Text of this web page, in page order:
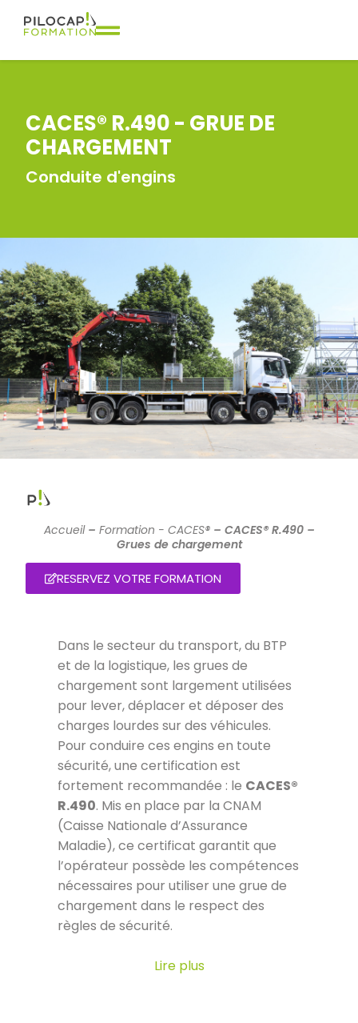
CACES® R.490 - GRUE DE
CHARGEMENT
Conduite d'engins
Accueil– Formation - CACES®– CACES® R.490 –
Grues de chargement
RESERVEZ VOTRE FORMATION
Dans le secteur du transport, du BTP
et de la logistique, les grues de
chargement sont largement utilisées
pour lever, déplacer et déposer des
charges lourdes sur des véhicules.
Pour conduire ces engins en toute
sécurité, une certification est
fortement recommandée : le CACES®
R.490. Mis en place par la CNAM
(Caisse Nationale d’Assurance
Maladie), ce certificat garantit que
l’opérateur possède les compétences
nécessaires pour utiliser une grue de
chargement dans le respect des
règles de sécurité.
Lire plus